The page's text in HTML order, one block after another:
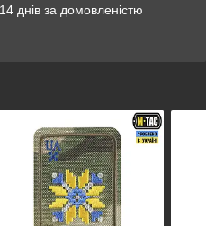
днів за домовленістю